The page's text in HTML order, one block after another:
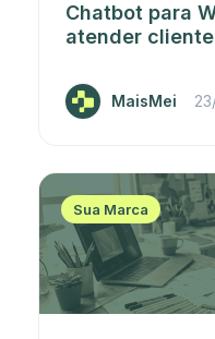
Chatbot para
atender
MaisMei
Sua Marca